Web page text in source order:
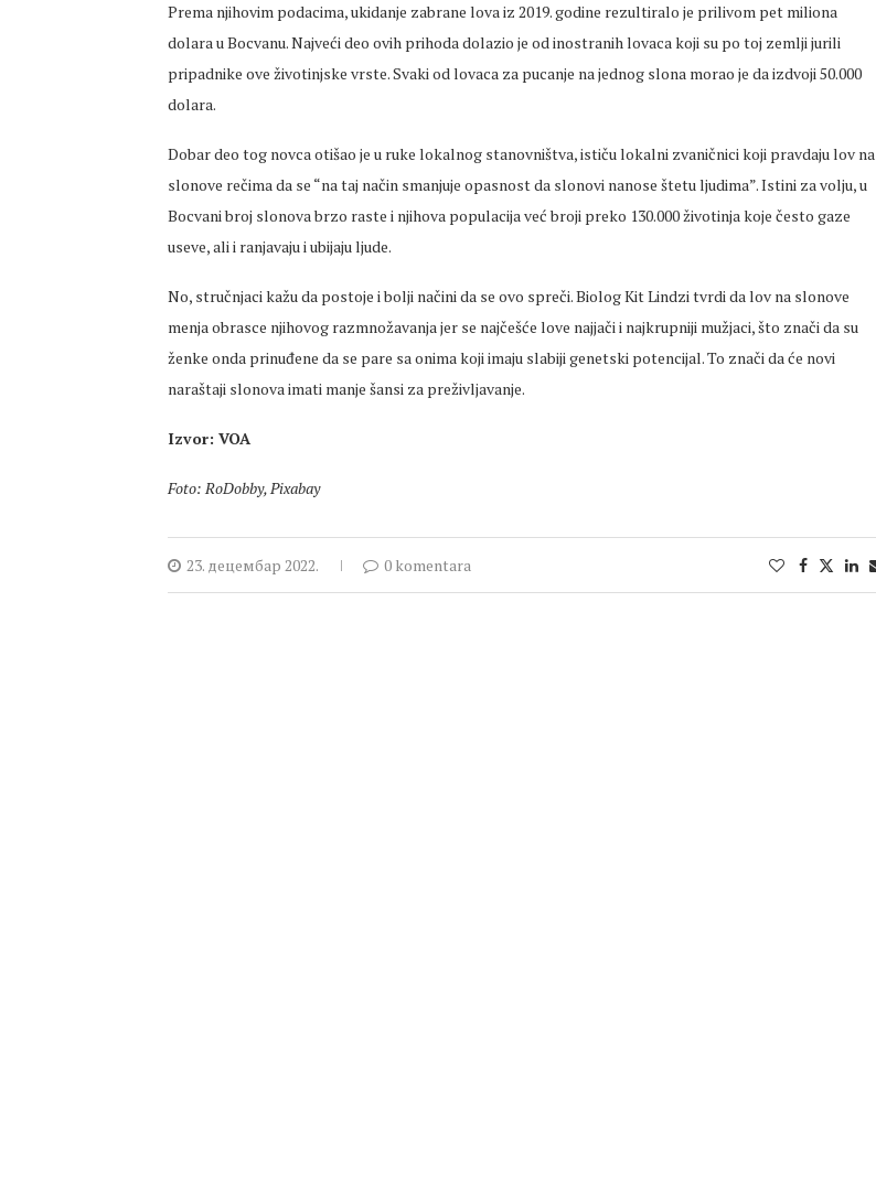
Prema njihovim podacima, ukidanje zabrane lova iz 2019. godine rezultiralo je prilivom pet miliona
dolara u Bocvanu. Najveći deo ovih prihoda dolazio je od inostranih lovaca koji su po toj zemlji jurili
pripadnike ove životinjske vrste. Svaki od lovaca za pucanje na jednog slona morao je da izdvoji 50.000
dolara.
Dobar deo tog novca otišao je u ruke lokalnog stanovništva, ističu lokalni zvaničnici koji pravdaju lov na
slonove rečima da se “na taj način smanjuje opasnost da slonovi nanose štetu ljudima”. Istini za volju, u
Bocvani broj slonova brzo raste i njihova populacija već broji preko 130.000 životinja koje često gaze
useve, ali i ranjavaju i ubijaju ljude.
No, stručnjaci kažu da postoje i bolji načini da se ovo spreči. Biolog Kit Lindzi tvrdi da lov na slonove
menja obrasce njihovog razmnožavanja jer se najčešće love najjači i najkrupniji mužjaci, što znači da su
ženke onda prinuđene da se pare sa onima koji imaju slabiji genetski potencijal. To znači da će novi
naraštaji slonova imati manje šansi za preživljavanje.
Izvor: VOA
Foto: RoDobby, Pixabay
23. децембар 2022. 0 komentara